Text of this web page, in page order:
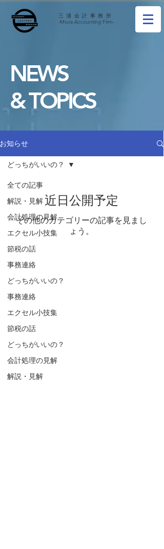
三浦会計事務所
-Miura Accounting Firm-
NEWS
& TOPICS
お知らせ
全ての記事
解説・見解
会計処理の見解
エクセル小技集
節税の話
事務連絡
どっちがいいの？
事務連絡
エクセル小技集
節税の話
どっちがいいの？
会計処理の見解
解説・見解
どっちがいいの？
近日公開予定
その他のカテゴリーの記事を見まし
ょう。